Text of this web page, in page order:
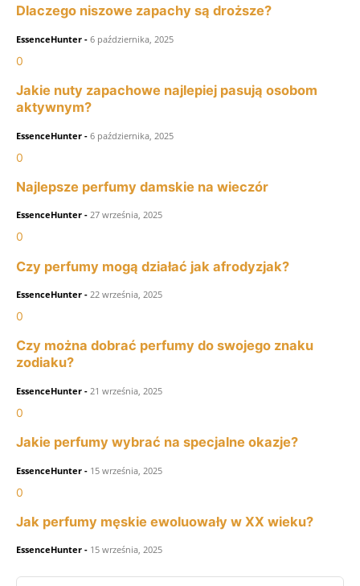
Dlaczego niszowe zapachy są droższe?
EssenceHunter - 6 października, 2025
0
Jakie nuty zapachowe najlepiej pasują osobom
aktywnym?
EssenceHunter - 6 października, 2025
0
Najlepsze perfumy damskie na wieczór
EssenceHunter - 27 września, 2025
0
Czy perfumy mogą działać jak afrodyzjak?
EssenceHunter - 22 września, 2025
0
Czy można dobrać perfumy do swojego znaku
zodiaku?
EssenceHunter - 21 września, 2025
0
Jakie perfumy wybrać na specjalne okazje?
EssenceHunter - 15 września, 2025
0
Jak perfumy męskie ewoluowały w XX wieku?
EssenceHunter - 15 września, 2025